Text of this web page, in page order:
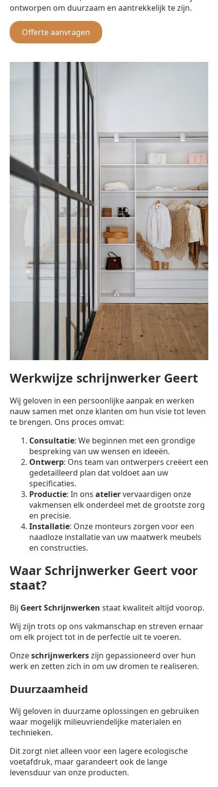
ontworpen om duurzaam en aantrekkelijk te zijn.
Offerte aanvragen
Werkwijze schrijnwerker Geert
Wij geloven in een persoonlijke aanpak en werken
nauw samen met onze klanten om hun visie tot leven
te brengen. Ons proces omvat:
Consultatie: We beginnen met een grondige
bespreking van uw wensen en ideeën.
Ontwerp: Ons team van ontwerpers creëert een
gedetailleerd plan dat voldoet aan uw
specificaties.
Productie: In ons ateliervervaardigen onze
vakmensen elk onderdeel met de grootste zorg
en precisie.
Installatie: Onze monteurs zorgen voor een
naadloze installatie van uw maatwerk meubels
en constructies.
Waar Schrijnwerker Geert voor
staat?
Bij Geert Schrijnwerken staat kwaliteit altijd voorop.
Wij zijn trots op ons vakmanschap en streven ernaar
om elk project tot in de perfectie uit te voeren.
Onzeschrijnwerkerszijn gepassioneerd over hun
werk en zetten zich in om uw dromen te realiseren.
Duurzaamheid
Wij geloven in duurzame oplossingen en gebruiken
waar mogelijk milieuvriendelijke materialen en
technieken.
Dit zorgt niet alleen voor een lagere ecologische
voetafdruk, maar garandeert ook de lange
levensduur van onze producten.